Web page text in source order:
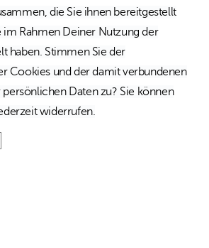
die Sie ihnen bereitgestellt
im Rahmen Deiner Nutzung der
haben. Stimmen Sie der
Cookies und der damit verbundenen
Daten zu? Sie können
widerrufen.